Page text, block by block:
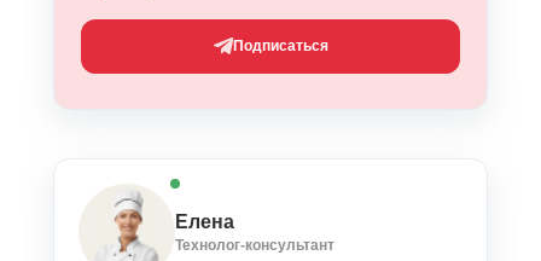
Подписаться
Елена
Технолог-консультант